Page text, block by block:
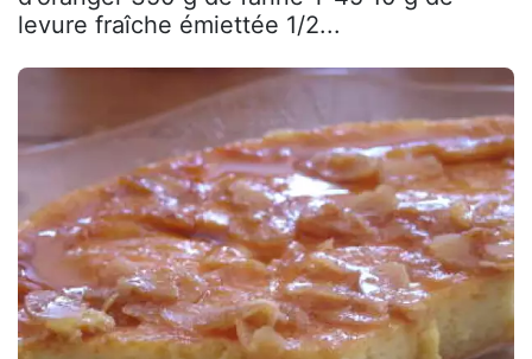
levure fraîche émiettée 1/2...